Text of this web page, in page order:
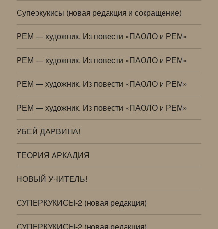
Суперкукисы (новая редакция и сокращение)
РЕМ — художник. Из повести «ПАОЛО и РЕМ»
РЕМ — художник. Из повести «ПАОЛО и РЕМ»
РЕМ — художник. Из повести «ПАОЛО и РЕМ»
РЕМ — художник. Из повести «ПАОЛО и РЕМ»
УБЕЙ ДАРВИНА!
ТЕОРИЯ АРКАДИЯ
НОВЫЙ УЧИТЕЛЬ!
СУПЕРКУКИСЫ-2 (новая редакция)
СУПЕРКУКИСЫ-2 (новая редакция)